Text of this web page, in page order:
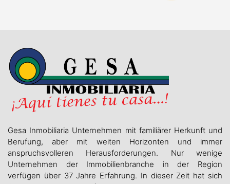
Gesa Inmobiliaria Unternehmen mit familiärer Herkunft und
Berufung, aber mit weiten Horizonten und immer
anspruchsvolleren Herausforderungen. Nur wenige
Unternehmen der Immobilienbranche in der Region
verfügen über 37 Jahre Erfahrung. In dieser Zeit hat sich